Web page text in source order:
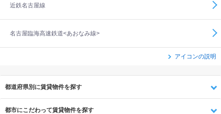
近鉄名古屋線
名古屋臨海高速鉄道<あおなみ線>
アイコンの説明
都道府県別に賃貸物件を探す
都市にこだわって賃貸物件を探す